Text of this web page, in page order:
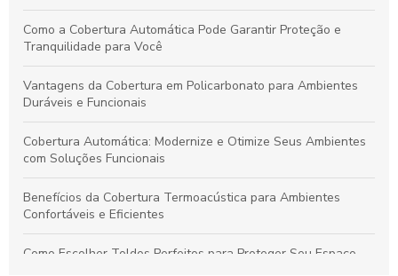
Como a Cobertura Automática Pode Garantir Proteção e
Tranquilidade para Você
Vantagens da Cobertura em Policarbonato para Ambientes
Duráveis e Funcionais
Cobertura Automática: Modernize e Otimize Seus Ambientes
com Soluções Funcionais
Benefícios da Cobertura Termoacústica para Ambientes
Confortáveis e Eficientes
Como Escolher Toldos Perfeitos para Proteger Seu Espaço